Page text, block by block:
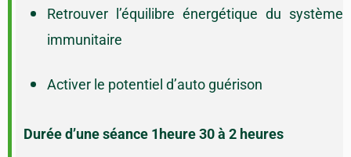
Retrouver l’équilibre énergétique du système
immunitaire
Activer le potentiel d’auto guérison
Durée d’une séance 1heure 30 à 2 heures